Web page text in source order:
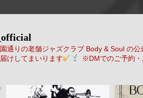
通りの老舗ジャズクラブ Body & Soul の公
けしてまいります
※DMでのご予約・